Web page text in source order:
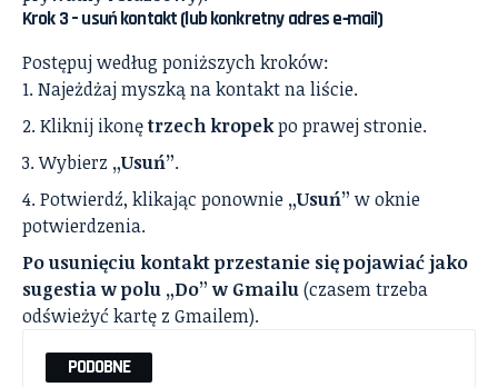
Krok 3 – usuń kontakt (lub konkretny adres e‑mail)
Postępuj według poniższych kroków:
Najeżdżaj myszką na kontakt na liście.
Kliknij ikonętrzech kropekpo prawej stronie.
Wybierz „Usuń”.
Potwierdź, klikając ponownie „Usuń” w oknie
potwierdzenia.
Po usunięciu kontakt przestanie się pojawiać jako
sugestia w polu „Do” w Gmailu(czasem trzeba
odświeżyć kartę z Gmailem).
PODOBNE